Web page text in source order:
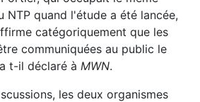
NTP quand l'étude a été lancée,
catégoriquement que les
communiquées au public le
t-il déclaré à MWN.
les deux organismes